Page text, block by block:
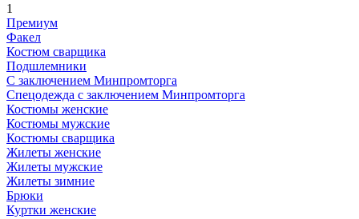
1
Премиум
Факел
Костюм сварщика
Подшлемники
С заключением Минпромторга
Спецодежда с заключением Минпромторга
Костюмы женские
Костюмы мужские
Костюмы сварщика
Жилеты женские
Жилеты мужские
Жилеты зимние
Брюки
Куртки женские